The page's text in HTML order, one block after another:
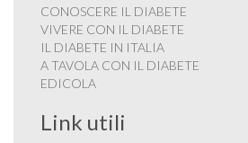
CONOSCERE IL DIABETE
VIVERE CON IL DIABETE
IL DIABETE IN ITALIA
A TAVOLA CON IL DIABETE
EDICOLA
Link utili